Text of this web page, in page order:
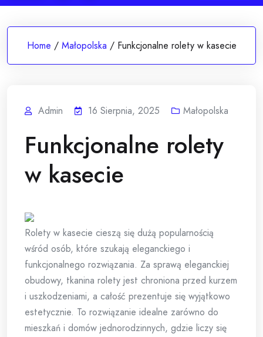
Home / Małopolska / Funkcjonalne rolety w kasecie
Admin 16 Sierpnia, 2025 Małopolska
Funkcjonalne rolety
w kasecie
Rolety w kasecie cieszą się dużą popularnością
wśród osób, które szukają eleganckiego i
funkcjonalnego rozwiązania. Za sprawą eleganckiej
obudowy, tkanina rolety jest chroniona przed kurzem
i uszkodzeniami, a całość prezentuje się wyjątkowo
estetycznie. To rozwiązanie idealne zarówno do
mieszkań i domów jednorodzinnych, gdzie liczy się